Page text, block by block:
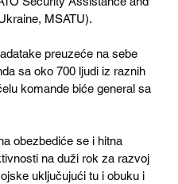
MSATU).
preuzeće na sebe
sa oko 700 ljudi iz raznih
komande biće general sa
obezbediće se i hitna
na duži rok za razvoj
uključujući tu i obuku i